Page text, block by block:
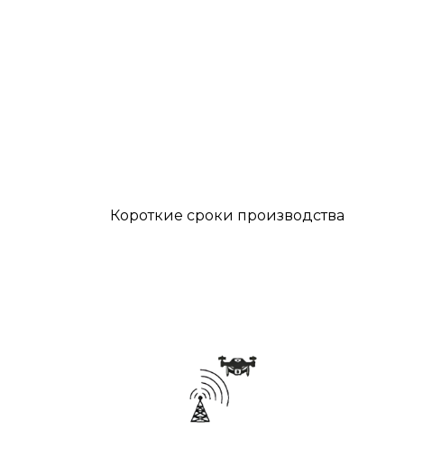
Короткие сроки производства